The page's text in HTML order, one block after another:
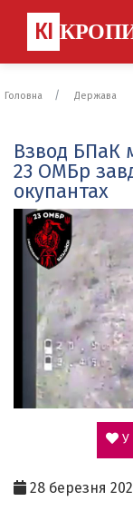
КІ
Головна Держава
Взвод БПаК
23 ОМБр
окупантах
У
28 березня